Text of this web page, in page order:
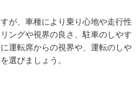
が、車種により乗り心地や走行性
ングや視界の良さ、駐車のしやす
運転席からの視界や、運転のしや
選びましょう。